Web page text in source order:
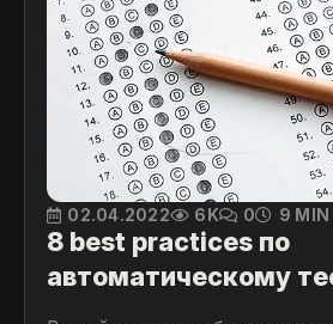
02.04.2022 6K 0 9 MIN
8 best practices по
автоматическому